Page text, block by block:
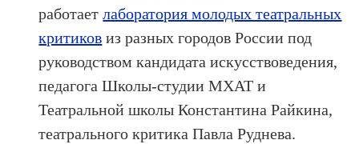
работаетлаборатория молодых театральных
критиков из разных городов России под
руководством кандидата искусствоведения,
педагога Школы-студии МХАТ и
Театральной школы Константина Райкина,
театрального критика Павла Руднева.